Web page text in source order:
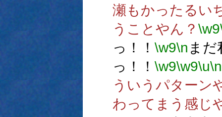
瀬もかったるい
うことやん？ \w9
っ！！ \w9\n ま
っ！！ \w9\w9\u\n
ういうパターン
わってまう感じ